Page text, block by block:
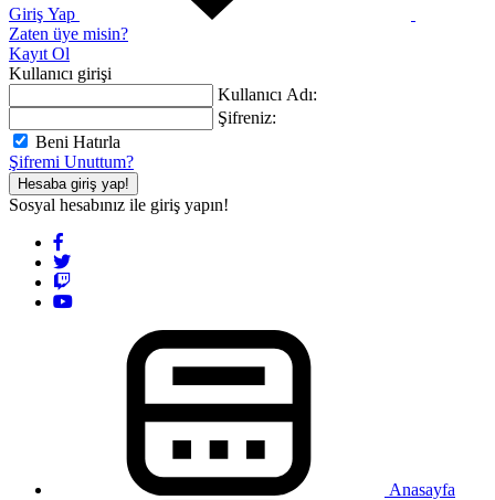
Giriş Yap
Zaten üye misin?
Kayıt Ol
Kullanıcı girişi
Kullanıcı Adı:
Şifreniz:
Beni Hatırla
Şifremi Unuttum?
Hesaba giriş yap!
Sosyal hesabınız ile giriş yapın!
Anasayfa